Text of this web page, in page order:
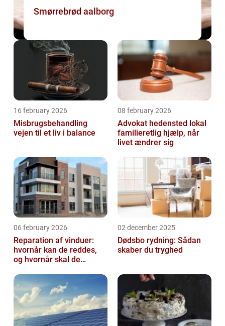
Smørrebrød aalborg
16 february 2026
Misbrugsbehandling
vejen til et liv i balance
08 february 2026
Advokat hedensted lokal
familieretlig hjælp, når
livet ændrer sig
06 february 2026
Reparation af vinduer:
hvornår kan de reddes,
og hvornår skal de
02 december 2025
Dødsbo rydning: Sådan
skaber du tryghed